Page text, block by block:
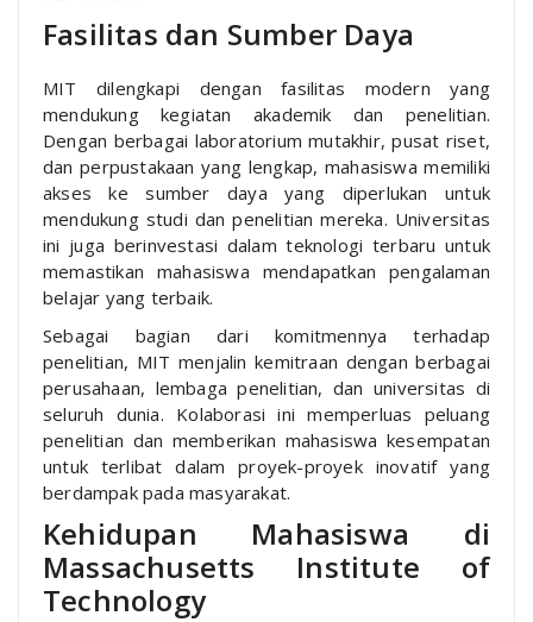
Fasilitas dan Sumber Daya
MIT dilengkapi dengan fasilitas modern yang
mendukung kegiatan akademik dan penelitian.
Dengan berbagai laboratorium mutakhir, pusat riset,
dan perpustakaan yang lengkap, mahasiswa memiliki
akses ke sumber daya yang diperlukan untuk
mendukung studi dan penelitian mereka. Universitas
ini juga berinvestasi dalam teknologi terbaru untuk
memastikan mahasiswa mendapatkan pengalaman
belajar yang terbaik.
Sebagai bagian dari komitmennya terhadap
penelitian, MIT menjalin kemitraan dengan berbagai
perusahaan, lembaga penelitian, dan universitas di
seluruh dunia. Kolaborasi ini memperluas peluang
penelitian dan memberikan mahasiswa kesempatan
untuk terlibat dalam proyek-proyek inovatif yang
berdampak pada masyarakat.
Kehidupan Mahasiswa di
Massachusetts Institute of
Technology